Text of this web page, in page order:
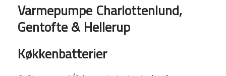
Varmepumpe Charlottenlund,
Gentofte & Hellerup
Køkkenbatterier